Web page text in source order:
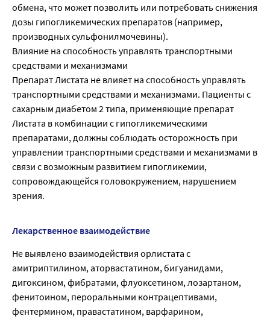
обмена, что может позволить или потребовать снижения
дозы гипогликемических препаратов (например,
производных сульфонилмочевины).
Влияние на способность управлять транспортными
средствами и механизмами
Препарат Листата не влияет на способность управлять
транспортными средствами и механизмами. Пациенты с
сахарным диабетом 2 типа, применяющие препарат
Листата в комбинации с гипогликемическими
препаратами, должны соблюдать осторожность при
управлении транспортными средствами и механизмами в
связи с возможным развитием гипогликемии,
сопровождающейся головокружением, нарушением
зрения.
Лекарственное взаимодействие
Не выявлено взаимодействия орлистата с
амитриптилином, аторвастатином, бигуанидами,
дигоксином, фибратами, флуоксетином, лозартаном,
фенитоином, пероральными контрацептивами,
фентермином, правастатином, варфарином,